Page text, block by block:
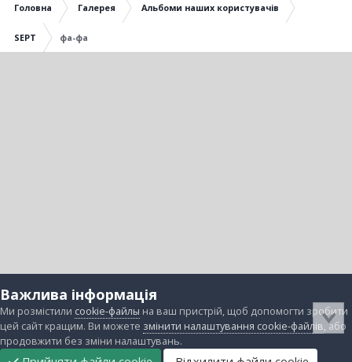
Головна Галерея Альбоми наших користувачів
SEPT фа-фа
Важлива інформація
Ми розмістили cookie-файлы на ваш пристрій, щоб допомогти зробити
цей сайт кращим. Ви можете змінити налаштування cookie-файлів, або
продовжити без зміни налаштувань.